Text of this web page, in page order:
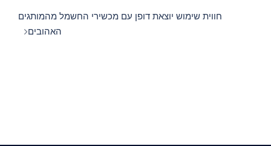
חווית שימוש יוצאת דופן עם מכשירי החשמל מהמותגים
האהובים